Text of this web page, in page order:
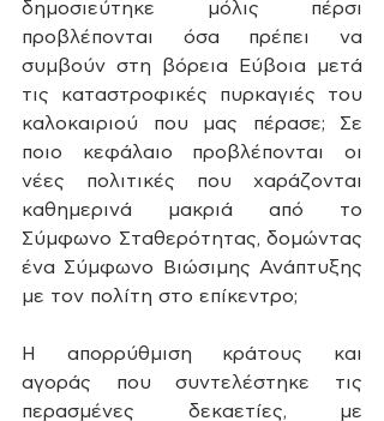
δημοσιεύτηκε μόλις πέρσι
προβλέπονται όσα πρέπει να
συμβούν στη βόρεια Εύβοια μετά
τις καταστροφικές πυρκαγιές του
καλοκαιριού που μας πέρασε; Σε
ποιο κεφάλαιο προβλέπονται οι
νέες πολιτικές που χαράζονται
καθημερινά μακριά από το
Σύμφωνο Σταθερότητας, δομώντας
ένα Σύμφωνο Βιώσιμης Ανάπτυξης
με τον πολίτη στο επίκεντρο;
Η απορρύθμιση κράτους και
αγοράς που συντελέστηκε τις
περασμένες δεκαετίες, με